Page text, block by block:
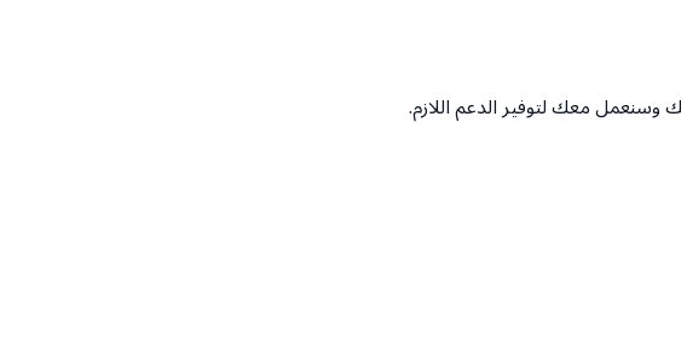
وسنعمل معك لتوفير الدعم اللازم.